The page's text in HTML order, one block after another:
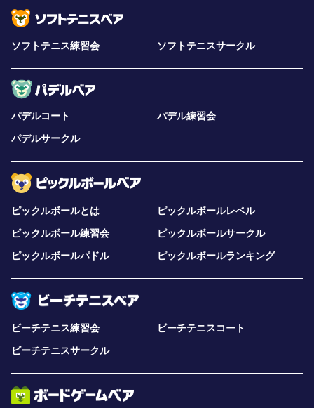
ソフトテニス練習会 ソフトテニスサークル
パデルコート
パデル練習会
パデルサークル
ピックルボールとは
ピックルボールレベル
ピックルボール練習会
ピックルボールサークル
ピックルボールパドル
ピックルボールランキング
ビーチテニス練習会
ビーチテニスコート
ビーチテニスサークル